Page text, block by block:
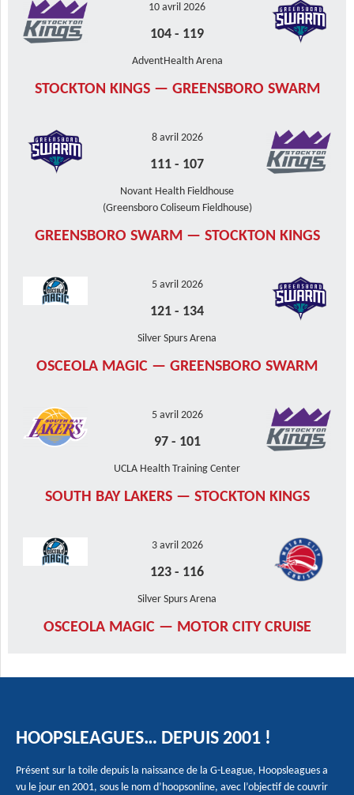
10 avril 2026
104 - 119
AdventHealth Arena
STOCKTON KINGS — GREENSBORO SWARM
8 avril 2026
111 - 107
Novant Health Fieldhouse
(Greensboro Coliseum Fieldhouse)
GREENSBORO SWARM — STOCKTON KINGS
5 avril 2026
121 - 134
Silver Spurs Arena
OSCEOLA MAGIC — GREENSBORO SWARM
5 avril 2026
97- 101
UCLA Health Training Center
SOUTH BAY LAKERS — STOCKTON KINGS
3 avril 2026
123 - 116
Silver Spurs Arena
OSCEOLA MAGIC — MOTOR CITY CRUISE
HOOPSLEAGUES… DEPUIS 2001 !
Présent sur la toile depuis la naissance de la G-League, Hoopsleagues a
vu le jour en 2001, sous le nom d’hoopsonline, avec l’objectif de couvrir